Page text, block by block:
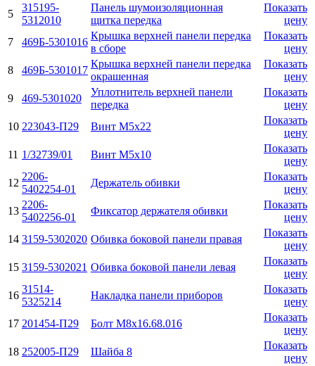
5
315195-
5312010
Панель шумоизоляционная
щитка передка
Показать
цену
7
469Б-5301016
Крышка верхней панели передка
в сборе
Показать
цену
8
469Б-5301017
Крышка верхней панели передка
окрашенная
Показать
цену
9
469-5301020
Уплотнитель верхней панели
передка
Показать
цену
10 223043-П29 Винт М5х22
Показать
цену
11 1/32739/01 Винт М5х10
Показать
цену
12
2206-
5402254-01
Держатель обивки
Показать
цену
13
2206-
5402256-01
Фиксатор держателя обивки
Показать
цену
14 3159-5302020 Обивка боковой панели правая
Показать
цену
15 3159-5302021 Обивка боковой панели левая
Показать
цену
16
31514-
5325214
Накладка панели приборов
Показать
цену
17 201454-П29 Болт М8х16.68.016
Показать
цену
18 252005-П29 Шайба 8
Показать
цену